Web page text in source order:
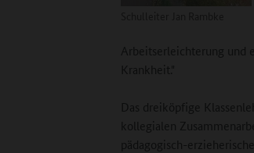
Arbeitserleichterung und
Krankheit."
Das dreiköpfige
kollegialen
pädagogisch-